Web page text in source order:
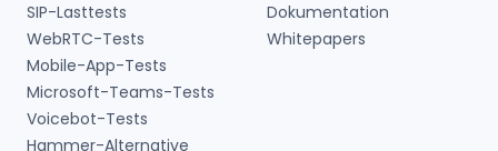
SIP-Lasttests
WebRTC-Tests
Mobile-App-Tests
Microsoft-Teams-Tests
Voicebot-Tests
Hammer-Alternative
Dokumentation
Whitepapers